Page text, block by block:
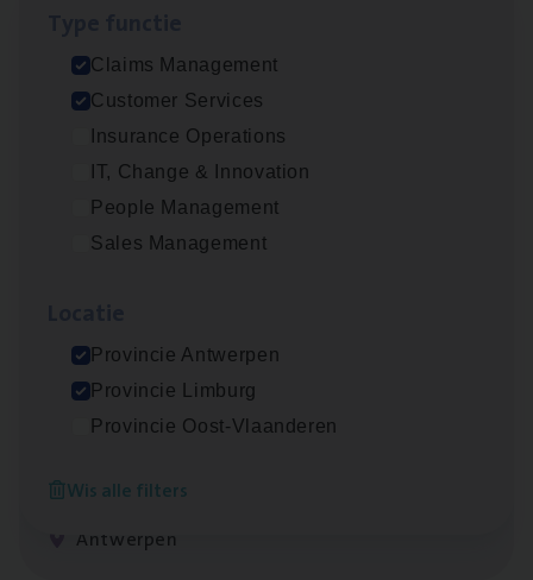
Claims Management
Customer Services
Insurance Operations
IT, Change & Innovation
People Management
Sales Management
Provincie Antwerpen
Provincie Limburg
Provincie Oost-Vlaanderen
Wis alle filters
Claims­hand­ler Fleet&
Claims Management
Antwerpen
Cus­to­mer Care Expert
Antwerpen
Claims Management
Antwerpen